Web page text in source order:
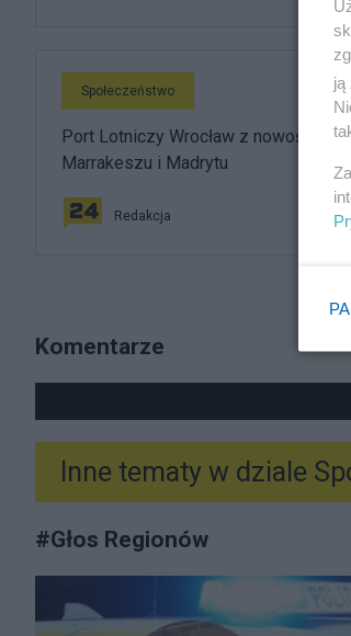
Społeczeństwo
Port Lotniczy Wrocław z
Marrakeszu i Madrytu
Redakcja
Komentarze
Inne tematy w dziale
#Głos Regionów
ją